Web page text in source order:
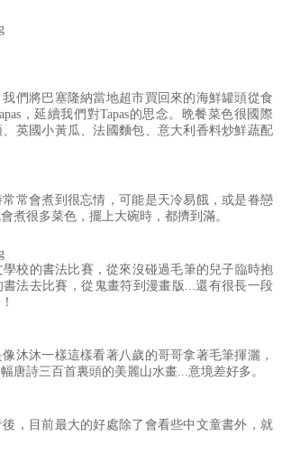
們將巴塞隆納當地超市買回來的海鮮罐頭從食
，延續我們對Tapas的思念。晩餐菜色很國際
英國小黃瓜、法國麵包、意大利香料炒鮮蔬配
常會煮到很忘情，可能是天冷易餓，或是眷戀
煮很多菜色，擺上大碗時，都擠到滿。
校的書法比賽，從來沒碰過毛筆的兒子臨時抱
法去比賽，從鬼畫符到漫畫版...還有很長一段
沐沐一樣這樣看著八歲的哥哥拿著毛筆揮灑，
唐詩三百首裏頭的美麗山水畫...意境差好多。
，目前最大的好處除了會看些中文童書外，就